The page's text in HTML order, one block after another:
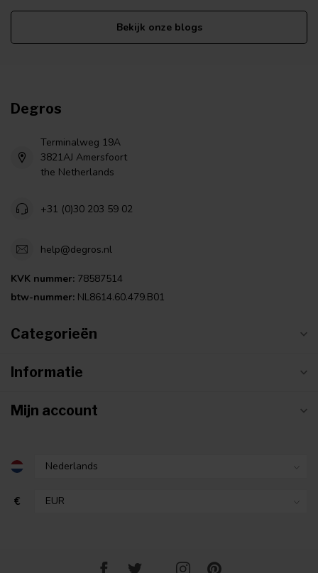
Bekijk onze blogs
Degros
Terminalweg 19A
3821AJ Amersfoort
the Netherlands
+31 (0)30 203 59 02
help@degros.nl
KVK nummer: 78587514
btw-nummer: NL8614.60.479.B01
Categorieën
Informatie
Mijn account
€